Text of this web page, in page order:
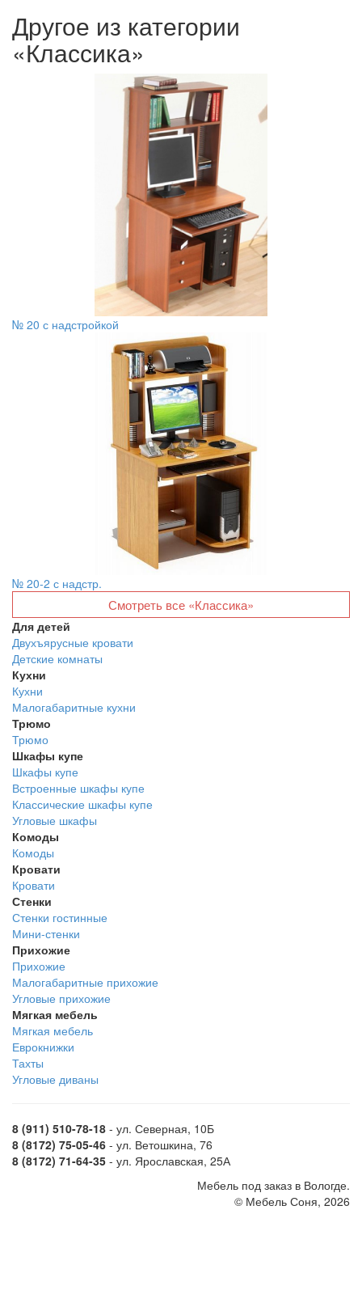
Другое из категории
«Классика»
№ 20 с надстройкой
№ 20-2 с надстр.
Смотреть все «Классика»
Для детей
Двухъярусные кровати
Детские комнаты
Кухни
Кухни
Малогабаритные кухни
Трюмо
Трюмо
Шкафы купе
Шкафы купе
Встроенные шкафы купе
Классические шкафы купе
Угловые шкафы
Комоды
Комоды
Кровати
Кровати
Стенки
Стенки гостинные
Мини-стенки
Прихожие
Прихожие
Малогабаритные прихожие
Угловые прихожие
Мягкая мебель
Мягкая мебель
Еврокнижки
Тахты
Угловые диваны
8 (911) 510-78-18 - ул. Северная, 10Б
8 (8172) 75-05-46 - ул. Ветошкина, 76
8 (8172) 71-64-35 - ул. Ярославская, 25А
Мебель под заказ в Вологде.
© Мебель Соня, 2026